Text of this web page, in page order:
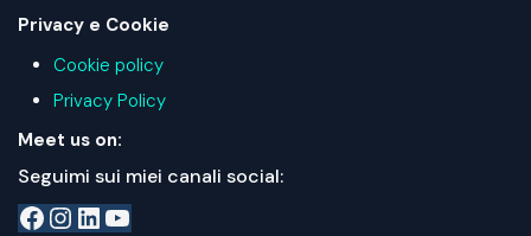
Privacy e Cookie
Cookie policy
Privacy Policy
Meet us on:
Seguimi sui miei canali social:
Facebook InstagramLinkedIn YouTube